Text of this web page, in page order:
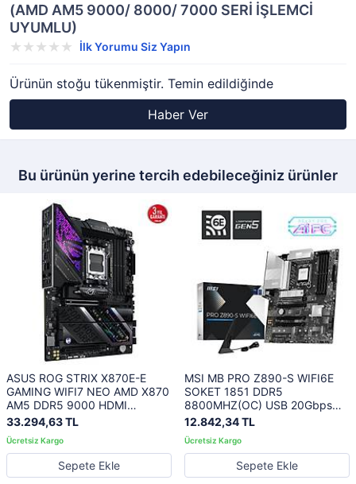
(AMD AM5 9000/ 8000/ 7000 SERİ İŞLEMCİ
UYUMLU)
İlk Yorumu Siz Yapın
Ürünün stoğu tükenmiştir. Temin edildiğinde
Haber Ver
Bu ürünün yerine tercih edebileceğiniz ürünler
ASUS ROG STRIX X870E-E
GAMING WIFI7 NEO AMD X870
AM5 DDR5 9000 HDMI
2xUSB4 5x M2 USB3.2 WiFi 7 +
BT AURA RGB 5Gbit LAN ATX
18+2+2 Güç Aşamaları, Çift
USB4, AIO Q-CONNECTOR
33.294,63 TL
Sepete Ekle
MSI MB PRO Z890-S WIFI6E
SOKET 1851 DDR5
8800MHZ(OC) USB 20Gbps
3xM.2 HDMI DP 2.5G LAN WIFI
12.842,34 TL
Sepete Ekle